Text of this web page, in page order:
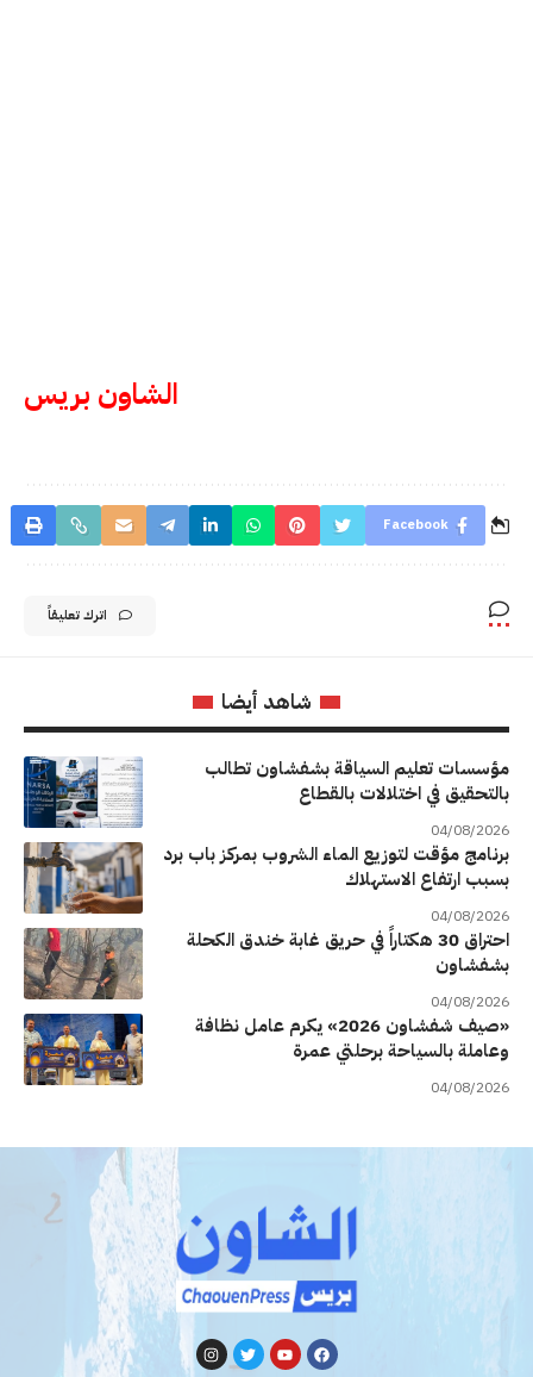
الشاون بريس
Facebook
اترك تعليقاً
شاهد أيضا
مؤسسات تعليم السياقة بشفشاون تطالب
بالتحقيق في اختلالات بالقطاع
04/08/2026
برنامج مؤقت لتوزيع الماء الشروب بمركز باب برد
بسبب ارتفاع الاستهلاك
04/08/2026
احتراق 30 هكتاراً في حريق غابة خندق الكحلة
بشفشاون
04/08/2026
«صيف شفشاون 2026» يكرم عامل نظافة
وعاملة بالسياحة برحلتي عمرة
04/08/2026